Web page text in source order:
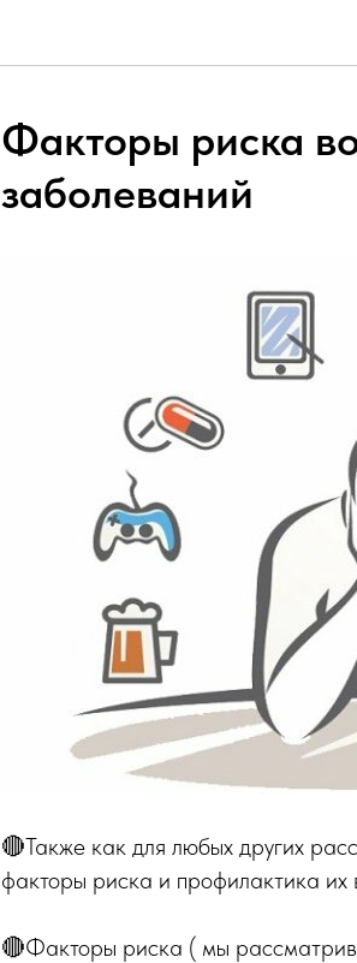
Факторы риска
заболеваний
🔴Также как для любых других
факторы риска и профилактика их
🔴Факторы риска ( мы